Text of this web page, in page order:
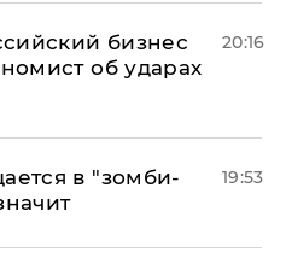
бизнес
об ударах
20:16
в "зомби-
19:53